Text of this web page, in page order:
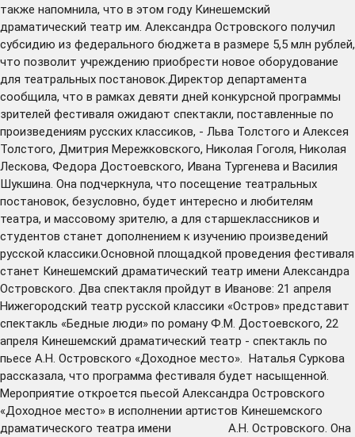
также напомнила, что в этом году Кинешемский
драматический театр им. Александра Островского получил
субсидию из федерального бюджета в размере 5,5 млн рублей,
что позволит учреждению приобрести новое оборудование
для театральных постановок.Директор департамента
сообщила, что в рамках девяти дней конкурсной программы
зрителей фестиваля ожидают спектакли, поставленные по
произведениям русских классиков, - Льва Толстого и Алексея
Толстого, Дмитрия Мережковского, Николая Гоголя, Николая
Лескова, Федора Достоевского, Ивана Тургенева и Василия
Шукшина. Она подчеркнула, что посещение театральных
постановок, безусловно, будет интересно и любителям
театра, и массовому зрителю, а для старшеклассников и
студентов станет дополнением к изучению произведений
русской классики.Основной площадкой проведения фестиваля
станет Кинешемский драматический театр имени Александра
Островского. Два спектакля пройдут в Иванове: 21 апреля
Нижегородский театр русской классики «Остров» представит
спектакль «Бедные люди» по роману Ф.М. Достоевского, 22
апреля Кинешемский драматический театр - спектакль по
пьесе А.Н. Островского «Доходное место». Наталья Суркова
рассказала, что программа фестиваля будет насыщенной.
Мероприятие откроется пьесой Александра Островского
«Доходное место» в исполнении артистов Кинешемского
драматического театра имени А.Н. Островского. Она